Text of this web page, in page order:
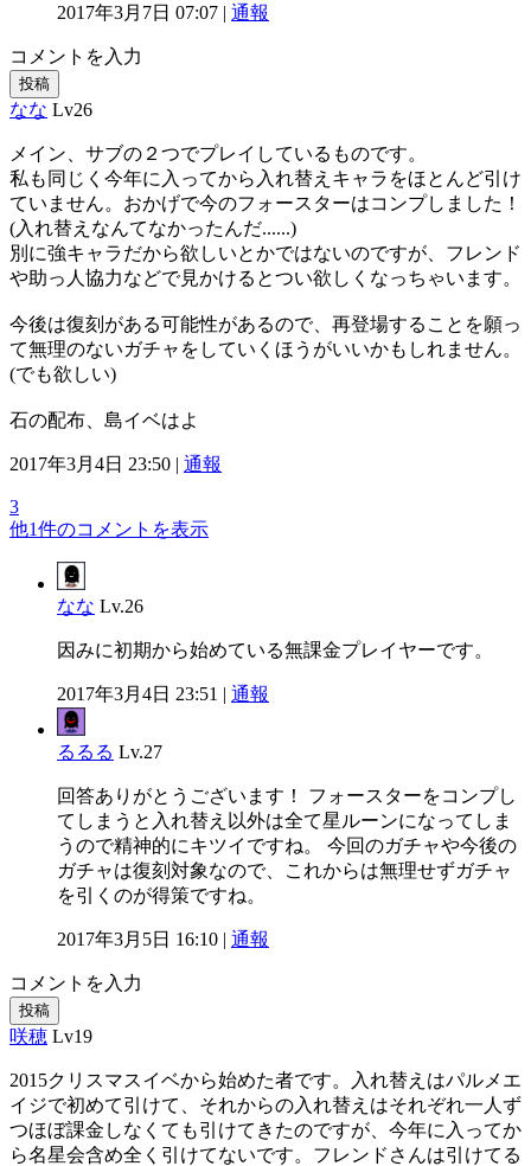
2017年3月7日 07:07 | 通報
コメントを入力
投稿
なな Lv26
メイン、サブの２つでプレイしているものです。
私も同じく今年に入ってから入れ替えキャラをほとんど引け
ていません。おかげで今のフォースターはコンプしました！
(入れ替えなんてなかったんだ......)
別に強キャラだから欲しいとかではないのですが、フレンド
や助っ人協力などで見かけるとつい欲しくなっちゃいます。
今後は復刻がある可能性があるので、再登場することを願っ
て無理のないガチャをしていくほうがいいかもしれません。
(でも欲しい)
石の配布、島イベはよ
2017年3月4日 23:50 | 通報
3
他1件のコメントを表示
なな Lv.26
因みに初期から始めている無課金プレイヤーです。
2017年3月4日 23:51 | 通報
るるる Lv.27
回答ありがとうございます！ フォースターをコンプし
てしまうと入れ替え以外は全て星ルーンになってしま
うので精神的にキツイですね。 今回のガチャや今後の
ガチャは復刻対象なので、これからは無理せずガチャ
を引くのが得策ですね。
2017年3月5日 16:10 | 通報
コメントを入力
投稿
咲穂 Lv19
2015クリスマスイベから始めた者です。入れ替えはパルメエ
イジで初めて引けて、それからの入れ替えはそれぞれ一人ず
つほぼ課金しなくても引けてきたのですが、今年に入ってか
ら名星会含め全く引けてないです。フレンドさんは引けてる